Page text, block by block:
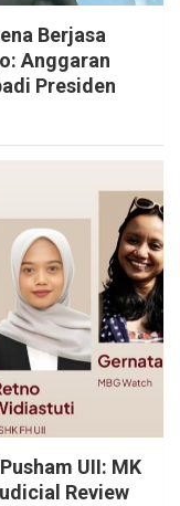
Berjasa
Anggaran
Presiden
UII: MK
Review